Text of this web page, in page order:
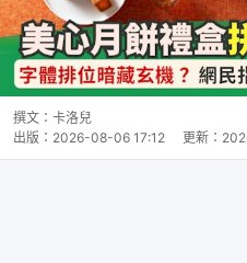
撰文： 卡洛兒
出版： 2026-08-06 17:12 更新：